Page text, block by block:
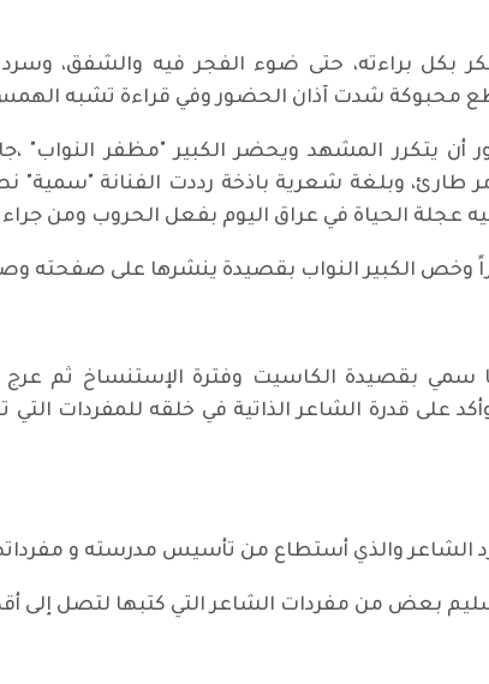
بكل براءته، حتى ضوء الفجر فيه
محبوكة شدت آذان الحضور وفي قراءة تشبه
أن يتكرر المشهد ويحضر الكبير "مظفر النواب"
طارئ، وبلغة شعرية باذخة رددت الفنانة
الحياة في عراق اليوم بفعل الحروب ومن جراء
وخص الكبير النواب بقصيدة ينشرها على صفحته
عما سمي بقصيدة الكاسيت وفترة الإستنساخ ثم
على قدرة الشاعر الذاتية في خلقه للمفردات
الشاعر والذي أستطاع من تأسيس مدرسته و
بعض من مفردات الشاعر التي كتبها لتصل إلى